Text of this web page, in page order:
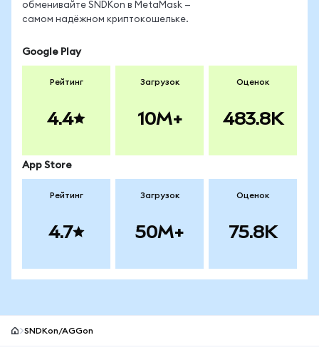
обменивайте SNDKon в MetaMask —
самом надёжном криптокошельке.
Google Play
Рейтинг
4.4
Загрузок
10M+
Оценок
483.8K
App Store
Рейтинг
4.7
Загрузок
50M+
Оценок
75.8K
SNDKon/AGGon